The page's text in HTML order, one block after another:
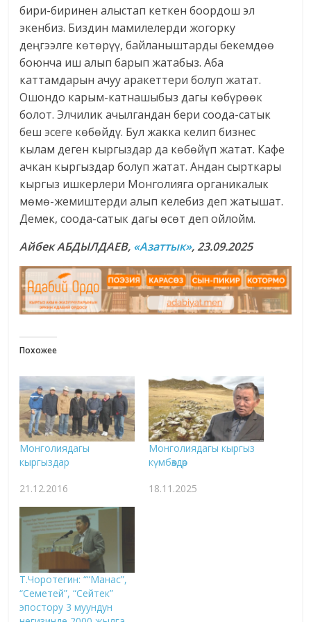
бири-биринен алыстап кеткен боордош эл
экенбиз. Биздин мамилелерди жогорку
деңгээлге көтөрүү, байланыштарды бекемдөө
боюнча иш алып барып жатабыз. Аба
каттамдарын ачуу аракеттери болуп жатат.
Ошондо карым-катнашыбыз дагы көбүрөөк
болот. Элчилик ачылгандан бери соода-сатык
беш эсеге көбөйдү. Бул жакка келип бизнес
кылам деген кыргыздар да көбөйүп жатат. Кафе
ачкан кыргыздар болуп жатат. Андан сырткары
кыргыз ишкерлери Монголияга органикалык
мөмө-жемиштерди алып келебиз деп жатышат.
Демек, соода-сатык дагы өсөт деп ойлойм.
Айбек АБДЫЛДАЕВ, «Азаттык»,23.09.2025
Похожее
Монголиядагы
кыргыздар
21.12.2016
Монголиядагы кыргыз
күмбөздөр
18.11.2025
Т.Чоротегин: ““Манас”,
“Семетей”, “Сейтек”
эпостору 3 муундун